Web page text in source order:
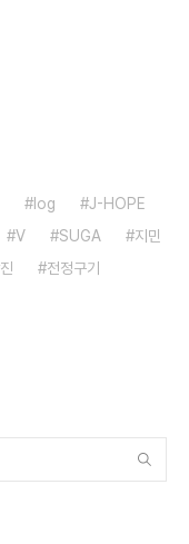
log
J-HOPE
V SUGA
지민
진
전정구기